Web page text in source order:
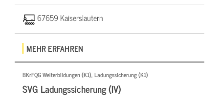
67659 Kaiserslautern
MEHR ERFAHREN
BKrFQG Weiterbildungen (K1), Ladungssicherung (K1)
SVG Ladungssicherung (IV)